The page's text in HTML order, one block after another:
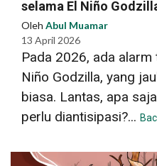
selama El Niño
Oleh Abul Muamar
13 April 2026
Pada 2026, ada
Niño Godzilla, yang
biasa. Lantas, apa
perlu diantisipasi?...